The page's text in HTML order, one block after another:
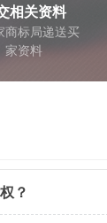
相关资料
商标局递送买
家资料
？